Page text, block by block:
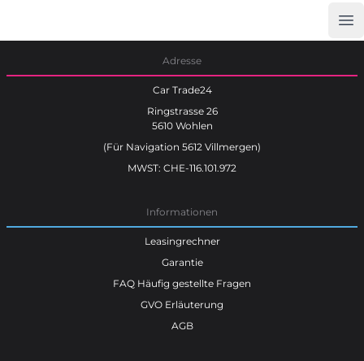
Adresse
Car Trade24
Ringstrasse 26
5610 Wohlen
(Für Navigation 5612 Villmergen)
MWST: CHE-116.101.972
Informationen
Leasingrechner
Garantie
FAQ Häufig gestellte Fragen
GVO Erläuterung
AGB